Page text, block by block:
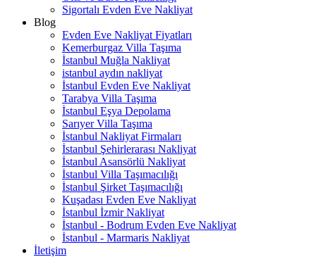
Sigortalı Evden Eve Nakliyat
Blog
Evden Eve Nakliyat Fiyatları
Kemerburgaz Villa Taşıma
İstanbul Muğla Nakliyat
istanbul aydın nakliyat
İstanbul Evden Eve Nakliyat
Tarabya Villa Taşıma
İstanbul Eşya Depolama
Sarıyer Villa Taşıma
İstanbul Nakliyat Firmaları
İstanbul Şehirlerarası Nakliyat
İstanbul Asansörlü Nakliyat
İstanbul Villa Taşımacılığı
İstanbul Şirket Taşımacılığı
Kuşadası Evden Eve Nakliyat
İstanbul İzmir Nakliyat
İstanbul - Bodrum Evden Eve Nakliyat
İstanbul - Marmaris Nakliyat
İletişim